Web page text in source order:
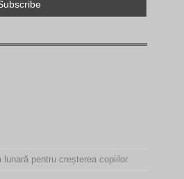
pentru creșterea copiilor